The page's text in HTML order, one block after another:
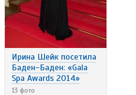
Ирина Шейк посетила
Баден-Баден: «Gala
Spa Awards 2014»
13 фото